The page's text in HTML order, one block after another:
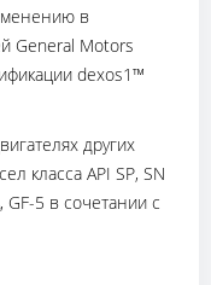
в
General Motors
dexos1™
других
класса API SP, SN
GF-5 в сочетании с